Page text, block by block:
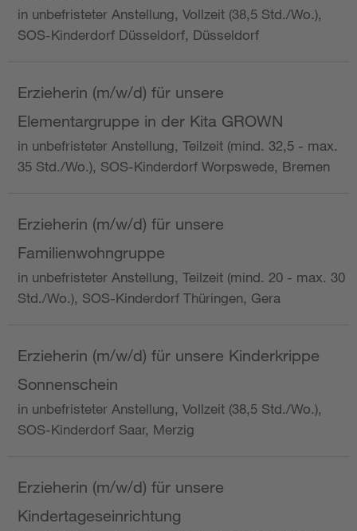
in unbefristeter Anstellung, Vollzeit (38,5 Std./Wo.),
SOS-Kinderdorf Düsseldorf, Düsseldorf
Erzieherin (m/w/d) für unsere
Elementargruppe in der Kita GROWN
in unbefristeter Anstellung, Teilzeit (mind. 32,5 - max.
35 Std./Wo.), SOS-Kinderdorf Worpswede, Bremen
Erzieherin (m/w/d) für unsere
Familienwohngruppe
in unbefristeter Anstellung, Teilzeit (mind. 20 - max. 30
Std./Wo.), SOS-Kinderdorf Thüringen, Gera
Erzieherin (m/w/d) für unsere Kinderkrippe
Sonnenschein
in unbefristeter Anstellung, Vollzeit (38,5 Std./Wo.),
SOS-Kinderdorf Saar, Merzig
Erzieherin (m/w/d) für unsere
Kindertageseinrichtung